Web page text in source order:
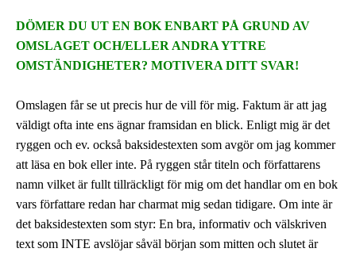
DÖMER DU UT EN BOK ENBART PÅ GRUND AV
OMSLAGET OCH/ELLER ANDRA YTTRE
OMSTÄNDIGHETER? MOTIVERA DITT SVAR!
Omslagen får se ut precis hur de vill för mig. Faktum är att jag
väldigt ofta inte ens ägnar framsidan en blick. Enligt mig är det
ryggen och ev. också baksidestexten som avgör om jag kommer
att läsa en bok eller inte. På ryggen står titeln och författarens
namn vilket är fullt tillräckligt för mig om det handlar om en bok
vars författare redan har charmat mig sedan tidigare. Om inte är
det baksidestexten som styr: En bra, informativ och välskriven
text som INTE avslöjar såväl början som mitten och slutet är